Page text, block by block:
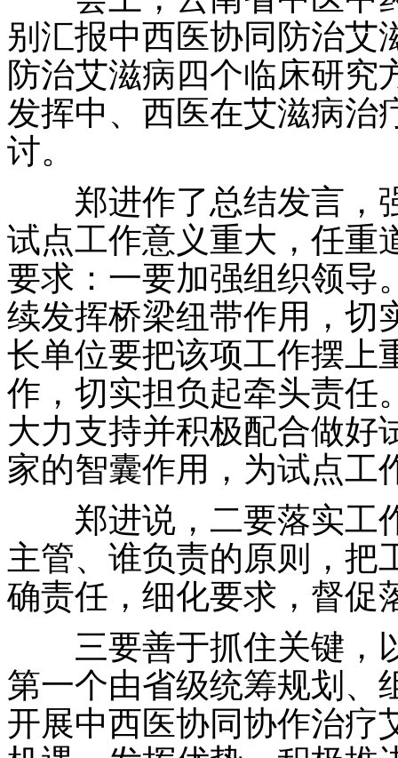
别汇报中西医协同防治艾
防治艾滋病四个临床研究
发挥中、西医在艾滋病治
讨。
郑进作了总结发言，
试点工作意义重大，任重
要求：一要加强组织领导
续发挥桥梁纽带作用，切
长单位要把该项工作摆上
作，切实担负起牵头责任
大力支持并积极配合做好
家的智囊作用，为试点工
郑进说，二要落实工
主管、谁负责的原则，把
确责任，细化要求，督促
三要善于抓住关键，
第一个由省级统筹规划、
开展中西医协同协作治疗